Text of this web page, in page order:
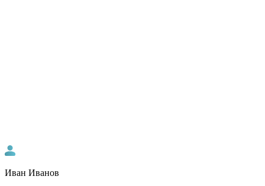
Иван Иванов